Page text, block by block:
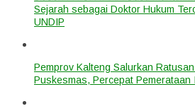
Sejarah sebagai Doktor Hukum
UNDIP
Pemprov Kalteng Salurkan
Puskesmas, Percepat